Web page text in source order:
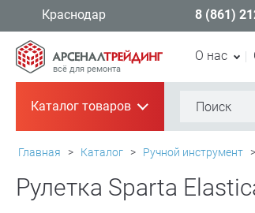
Краснодар 8 (861)
всё для ремонта
О нас
Каталог товаров+
Главная > Каталог > Ручной инструмент >
Рулетка Sparta